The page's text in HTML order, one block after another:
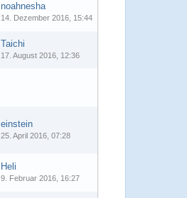
noahnesha
14. Dezember 2016, 15:44
Taichi
17. August 2016, 12:36
einstein
25. April 2016, 07:28
Heli
9. Februar 2016, 16:27